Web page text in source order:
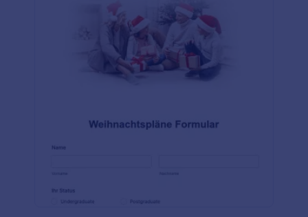
Fernsehsendungen, Büchern, Künstlern/Bands,
Schauspielern/Schauspielerinnen, Snacks,
Lebensmitteln, Getränken, Süßigkeiten und
Restaurants gefragt wird. Es gibt auch einen
Abschnitt, in dem der Empfänger seine Hobbys,
Sammlungen und Vorlieben auflisten kann.